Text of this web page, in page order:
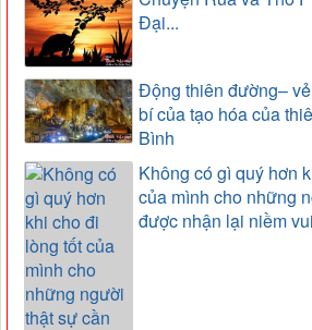
Đại...
Động thiên đường–
bí của tạo hóa của
Bình
Không có gì quý hơn
của mình cho những
được nhận lại niềm